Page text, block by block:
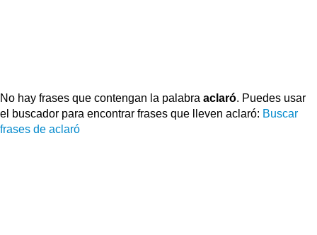
No hay frases que contengan la palabra aclaró. Puedes usar
el buscador para encontrar frases que lleven aclaró: Buscar
frases de aclaró